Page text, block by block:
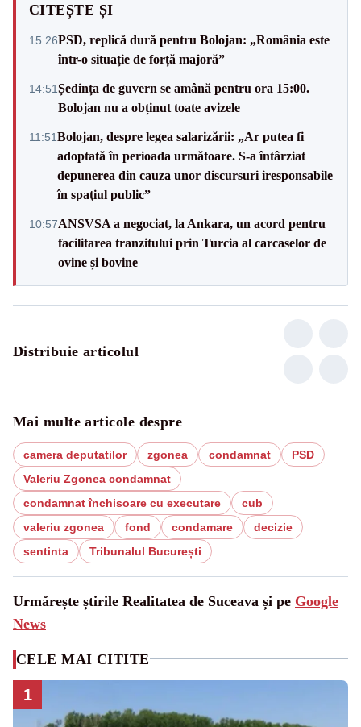
CITEȘTE ȘI
15:26PSD, replică dură pentru Bolojan: „România este
într-o situație de forță majoră”
14:51Ședința de guvern se amână pentru ora 15:00.
Bolojan nu a obținut toate avizele
11:51Bolojan, despre legea salarizării: „Ar putea fi
adoptată în perioada următoare. S-a întârziat
depunerea din cauza unor discursuri iresponsabile
în spaţiul public”
10:57ANSVSA a negociat, la Ankara, un acord pentru
facilitarea tranzitului prin Turcia al carcaselor de
ovine și bovine
Distribuie articolul
Mai multe articole despre
camera deputatilor zgonea condamnat
PSD
Valeriu Zgonea condamnat
condamnat închisoare cu executare
cub
valeriu zgonea
fond condamare
decizie
sentinta
Tribunalul București
Urmărește știrile Realitatea de Suceava și pe Google
News
CELE MAI CITITE
1